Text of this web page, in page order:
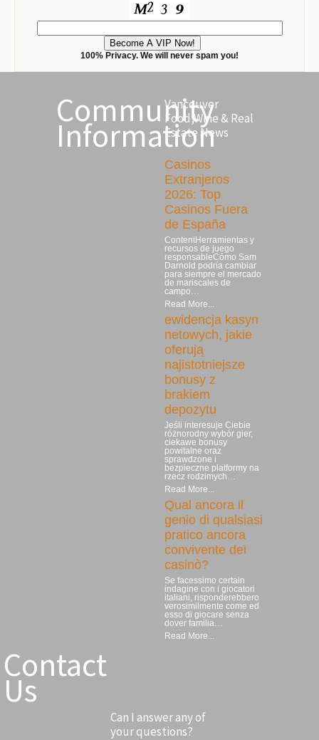
100% Privacy. We will never spam you!
Community
Information
Vancouver
Food,Wine & Real
Estate News
Casinos
Extranjeros
2026: Top
Casinos Fuera
de España
ContentHerramientas y
recursos de juego
responsableCómo Sam
Darnold podría cambiar
para siempre el mercado
de mariscales de
campo…
Read More...
ewidencja kasyn
netowych, jakie
oferują
najistotniejsze
bonusy z
brakiem
depozytu
Jeśli interesuje Ciebie
różnorodny wybór gier,
ciekawe bonusy
powitalne oraz
sprawdzone i
bezpieczne platformy na
rzecz rodzimych…
Read More...
Qual ancora il
genio di qualsiasi
pratico ancora
convivente dei
casinò?
Se facessimo certain
indagine con i giocatori
italiani, risponderebbero
verosimilmente come ed
esso di giocare senza
dover familia…
Read More...
Contact
Us
Can I answer any of
your questions?